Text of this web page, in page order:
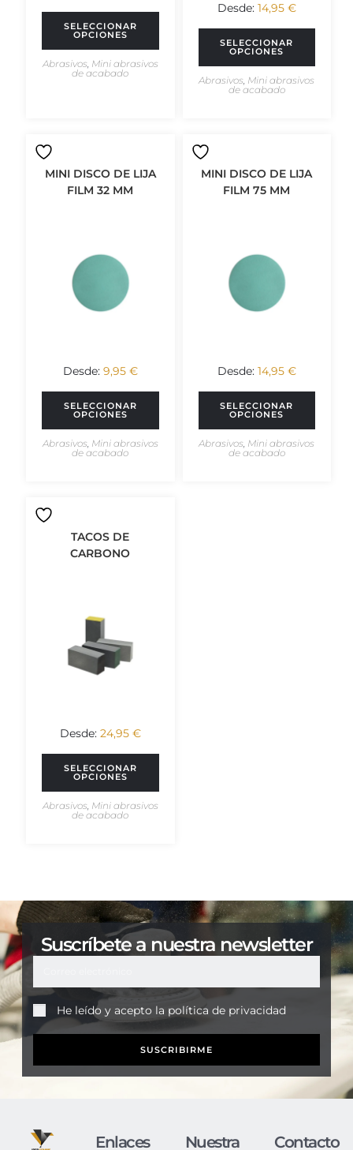
SELECCIONAR
OPCIONES
Abrasivos, Mini abrasivos
de acabado
Desde: 14,95 €
SELECCIONAR
OPCIONES
Abrasivos, Mini abrasivos
de acabado
MINI DISCO DE LIJA
FILM 32 MM
Desde: 9,95 €
SELECCIONAR
OPCIONES
Abrasivos Mini abrasivos
de acabado
MINI DISCO DE LIJA
FILM 75 MM
Desde: 14,95 €
SELECCIONAR
OPCIONES
Abrasivos Mini abrasivos
de acabado
TACOS DE
CARBONO
Desde: 24,95 €
SELECCIONAR
OPCIONES
Abrasivos, Mini abrasivos
de acabado
Suscríbete a nuestra newsletter
He leído y acepto la política de privacidad
SUSCRIBIRME
Enlaces Nuestra Contacto